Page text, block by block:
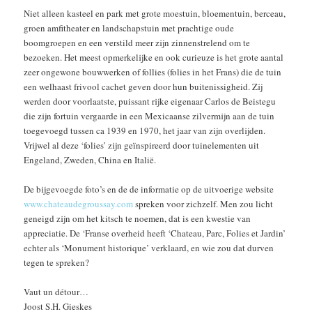
Niet alleen kasteel en park met grote moestuin, bloementuin, berceau,
groen amfitheater en landschapstuin met prachtige oude
boomgroepen en een verstild meer zijn zinnenstrelend om te
bezoeken. Het meest opmerkelijke en ook curieuze is het grote aantal
zeer ongewone bouwwerken of follies (folies in het Frans) die de tuin
een welhaast frivool cachet geven door hun buitenissigheid. Zij
werden door voorlaatste, puissant rijke eigenaar Carlos de Beistegu
die zijn fortuin vergaarde in een Mexicaanse zilvermijn aan de tuin
toegevoegd tussen ca 1939 en 1970, het jaar van zijn overlijden.
Vrijwel al deze ‘folies’ zijn geïnspireerd door tuinelementen uit
Engeland, Zweden, China en Italië.
De bijgevoegde foto’s en de de informatie op de uitvoerige website
www.chateaudegroussay.comspreken voor zichzelf. Men zou licht
geneigd zijn om het kitsch te noemen, dat is een kwestie van
appreciatie. De ‘Franse overheid heeft ‘Chateau, Parc, Folies et Jardin’
echter als ‘Monument historique’ verklaard, en wie zou dat durven
tegen te spreken?
Vaut un détour…
Joost S.H. Gieskes